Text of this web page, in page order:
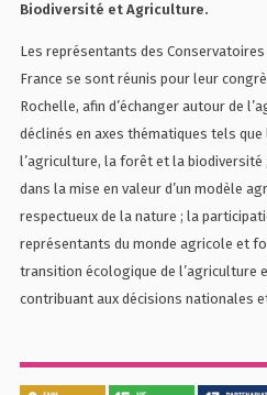
Biodiversité et Agriculture.
Les représentants des
France se sont réunis pour leur
Rochelle, afin d’échanger autour de
déclinés en axes thématiques tels
l’agriculture, la forêt et la biodiversité
dans la mise en valeur d’un modèle
respectueux de la nature ; la
représentants du monde agricole et
transition écologique de l’agriculture
contribuant aux décisions nationales